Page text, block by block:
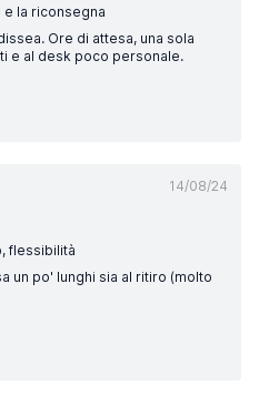
la riconsegna
Ore di attesa, una sola
e al desk poco personale.
14/08/24
flessibilità
un po' lunghi sia al ritiro (molto